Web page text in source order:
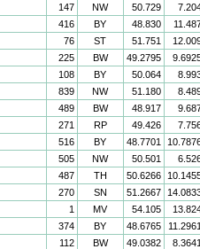
147 NW 50.729
416 BY 48.830
76 ST 51.751
225 BW 49.2795
108 BY 50.064
839 NW 51.180
489 BW 48.917
271 RP 49.426
516 BY 48.7701
505 NW 50.501
487 TH 50.6266
270 SN 51.2667
1 MV 54.105
374 BY 48.6765
112 BW 49.0382